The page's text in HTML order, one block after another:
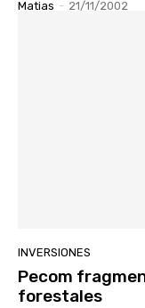
Matias - 21/11/2002
INVERSIONES
Pecom
forestales